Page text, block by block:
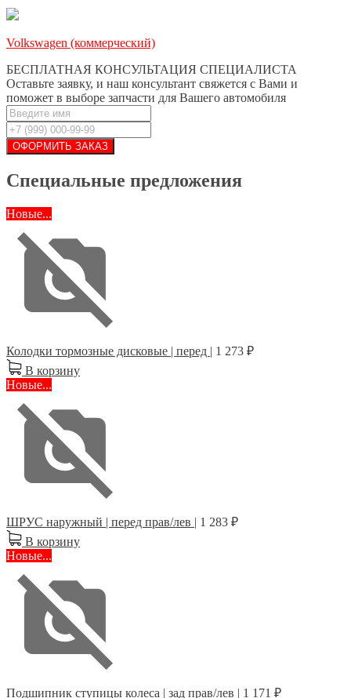
Volkswagen (коммерческий)
БЕСПЛАТНАЯ КОНСУЛЬТАЦИЯ СПЕЦИАЛИСТА
Оставьте заявку, и наш консультант свяжется с Вами и
поможет в выборе запчасти для Вашего автомобиля
Специальные предложения
Новые...
Колодки тормозные дисковые | перед | 1 273 ₽
В корзину
Новые...
ШРУС наружный | перед прав/лев | 1 283 ₽
В корзину
Новые...
Подшипник ступицы колеса | зад прав/лев | 1 171 ₽